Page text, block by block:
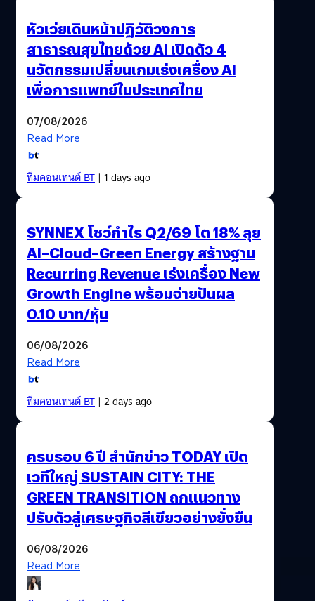
หัวเว่ยเดินหน้าปฏิวัติวงการ
สาธารณสุขไทยด้วย AI เปิดตัว 4
นวัตกรรมเปลี่ยนเกมเร่งเครื่อง AI
เพื่อการแพทย์ในประเทศไทย
07/08/2026
Read More
ทีมคอนเทนต์ BT| 1 days ago
SYNNEX โชว์กำไร Q2/69 โต 18% ลุย
AI–Cloud–Green Energy สร้างฐาน
Recurring Revenue เร่งเครื่อง New
Growth Engine พร้อมจ่ายปันผล
0.10 บาท/หุ้น
06/08/2026
Read More
ทีมคอนเทนต์ BT| 2 days ago
ครบรอบ 6 ปี สำนักข่าว TODAY เปิด
เวทีใหญ่ SUSTAIN CITY: THE
GREEN TRANSITION ถกแนวทาง
ปรับตัวสู่เศรษฐกิจสีเขียวอย่างยั่งยืน
06/08/2026
Read More